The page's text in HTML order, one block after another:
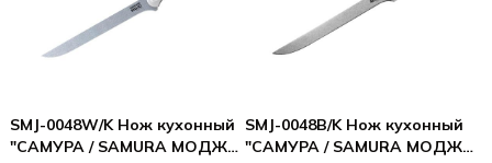
SMJ-0048W/K Нож кухонный
"САМУРА / SAMURA МОДЖО
SMJ-0048B/K Нож кухонный
"САМУРА / SAMURA МОДЖО